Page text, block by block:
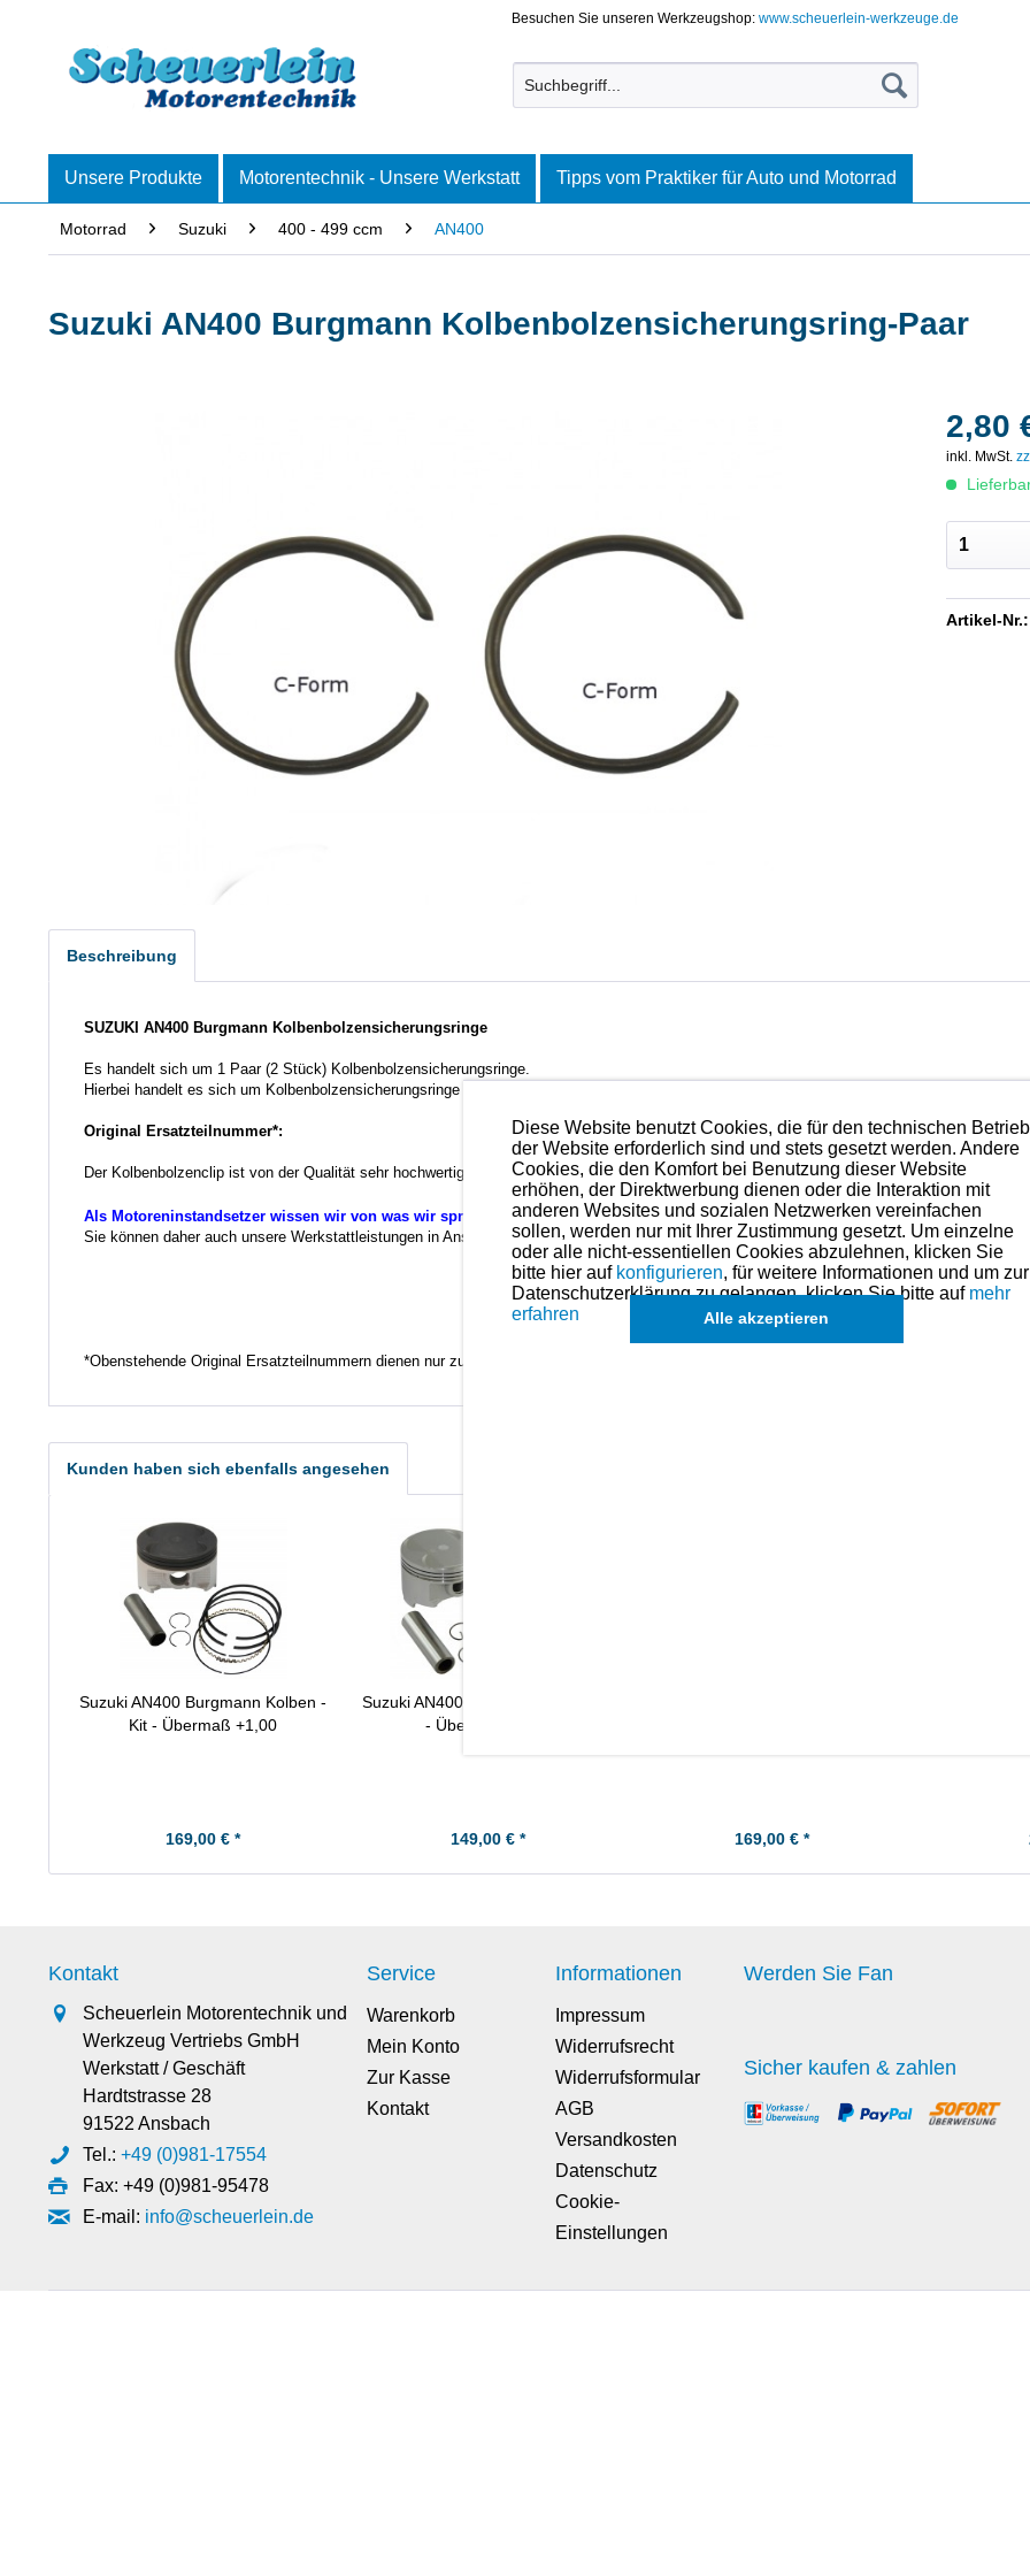
Besuchen Sie unseren Werkzeugshop:www.scheuerlein-werkzeuge.de
Unsere Produkte Motorentechnik - Unsere Werkstatt Tipps vom Praktiker für Auto und Motorrad
Motorrad Suzuki 400 - 499 ccm AN400
Suzuki AN400 Burgmann Kolbenbolzensicherungsring-Paar
2,80
inkl. MwSt.
Artikel-Nr.:
Beschreibung
SUZUKI AN400 Burgmann Kolbenbolzensicherungsringe
Es handelt sich um 1 Paar (2 Stück) Kolbenbolzensicherungsringe.
Hierbei handelt es sich um Kolbenbolzensicherungsringe in der C-Form.
Original Ersatzteilnummer*:
Der Kolbenbolzenclip ist von der Qualität sehr hochwertig und kann bedenkenlos verbaut werden.
Als Motoreninstandsetzer wissen wir von was wir sprechen.
Sie können daher auch unsere Werkstattleistungen in Anspruch nehmen. Preise hierzu finden Sie in der Kategorien-Übersicht links oder
Kolbenringe, Kolben und andere Teile für dieses Modell sind (falls
in der übergeordneten Kategorie zu finden.
*Obenstehende Original Ersatzteilnummern dienen nur zu Vergleichszwecken.
Kunden haben sich ebenfalls angesehen
Suzuki AN400 Burgmann Kolben -
Kit - Übermaß +1,00
169,00 € *
Suzuki AN400 Burgman Kolben-Kit
- Übermaß +0,50
149,00 € * 169,00 € *
Kontakt
Scheuerlein Motorentechnik und
Werkzeug Vertriebs GmbH
Werkstatt / Geschäft
Hardtstrasse 28
91522 Ansbach
Tel.: +49 (0)981-17554
Fax: +49 (0)981-95478
E-mail: info@scheuerlein.de
Service
Warenkorb
Mein Konto
Zur Kasse
Kontakt
Informationen
Impressum
Widerrufsrecht
Widerrufsformular
AGB
Versandkosten
Datenschutz
Cookie-
Einstellungen
Werden Sie Fan
Sicher kaufen & zahlen
Diese Website benutzt Cookies, die für den technischen Betrieb
der Website erforderlich sind und stets gesetzt werden. Andere
Cookies, die den Komfort bei Benutzung dieser Website
erhöhen, der Direktwerbung dienen oder die Interaktion mit
anderen Websites und sozialen Netzwerken vereinfachen
sollen, werden nur mit Ihrer Zustimmung gesetzt. Um einzelne
oder alle nicht-essentiellen Cookies abzulehnen, klicken Sie
bitte hier auf konfigurieren, für weitere Informationen und um zur
Datenschutzerklärung zu gelangen, klicken Sie bitte auf mehr
erfahren
Alle akzeptieren